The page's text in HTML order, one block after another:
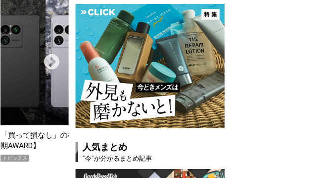
薄着になる季節の夏こそ“映える”タフな腕時計を。G-
SHOCK「GRAVITYMASTER」は本当に機能も見た…
PR
人気まとめ
"今"が分かるまとめ記事